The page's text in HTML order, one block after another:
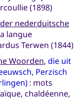
(1898)
nederduitsche
langue
Terwen (1844)
Woorden, die uit
Perzisch
: mots
chaldéenne,